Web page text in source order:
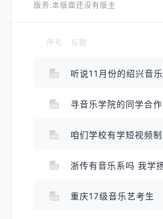
版务:本版面还没有版主
序号 标题
听说11月份的绍兴音
寻音乐学院的同学合
咱们学校有学短视频
浙传有音乐系吗 我学
重庆17级音乐艺考生